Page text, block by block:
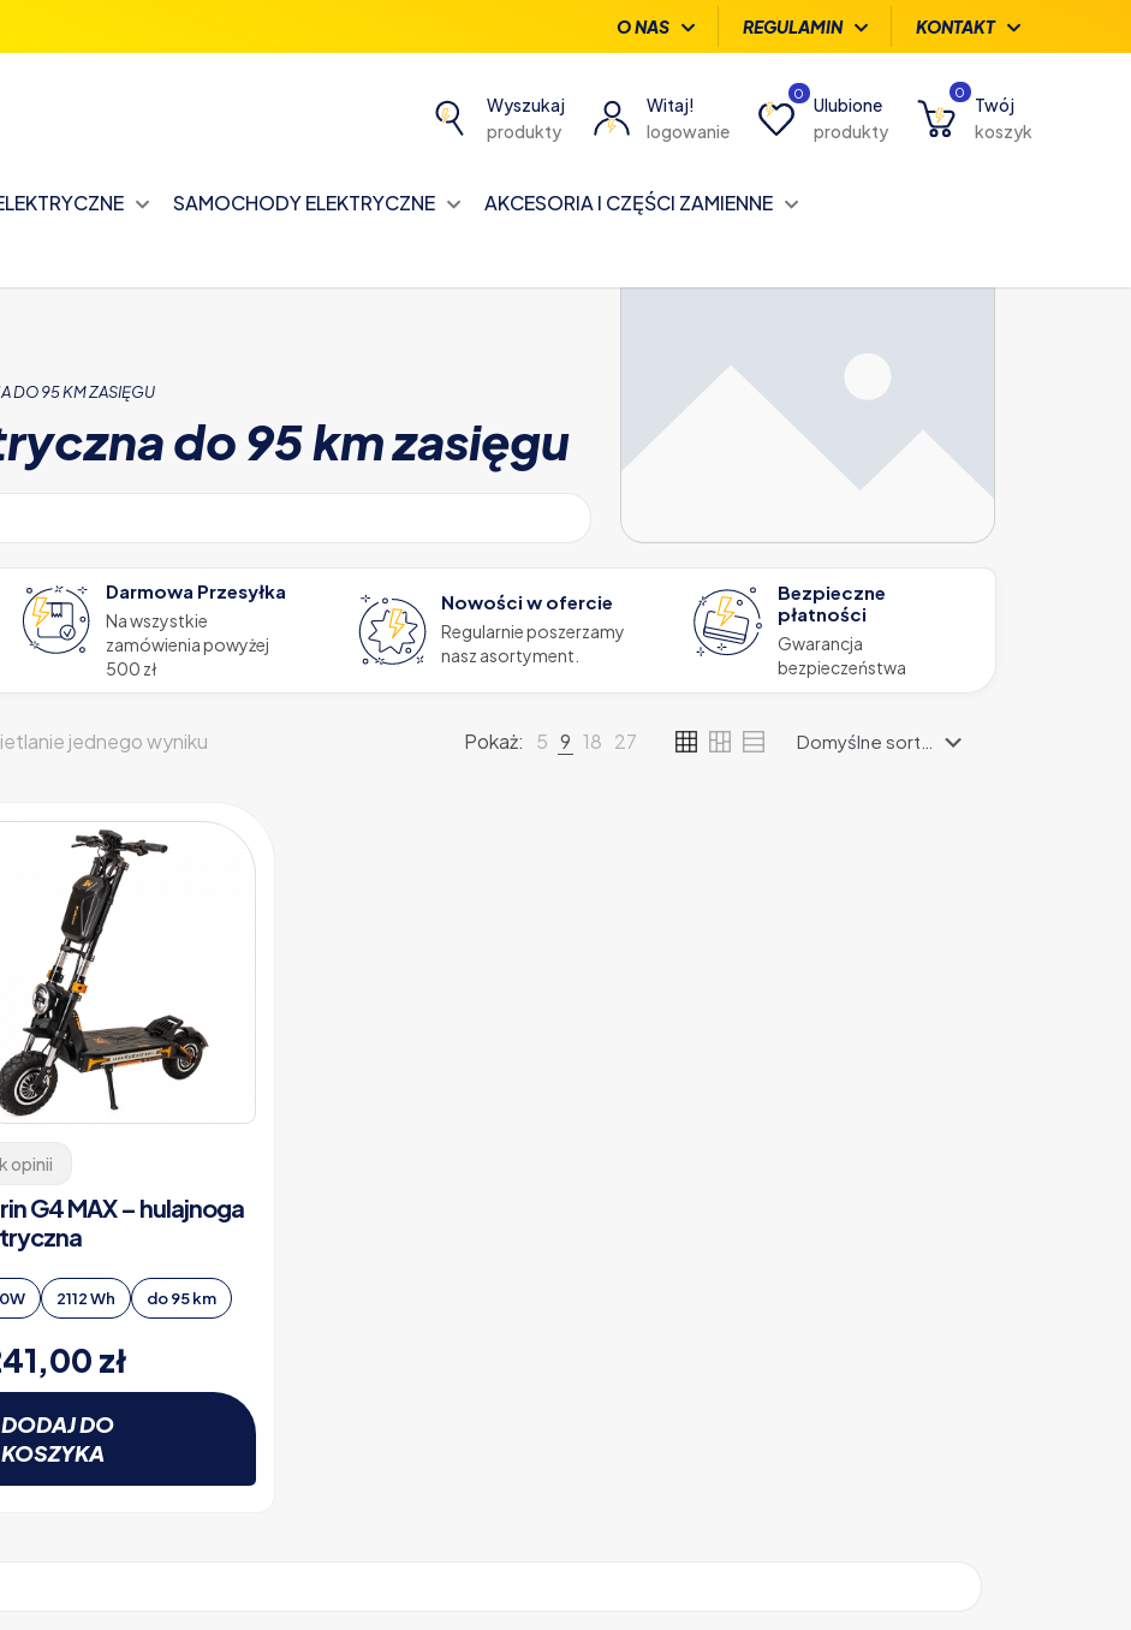
O NAS REGULAMIN KONTAKT
Wyszukaj
produkty
Witaj!
logowanie
0
Ulubione
produkty
0
Twój
koszyk
SAMOCHODY ELEKTRYCZNE
AKCESORIA I CZĘŚCI ZAMIENNE
DO 95 KM ZASIĘGU
do 95 km zasięgu
Darmowa Przesyłka
Na wszystkie
zamówienia powyżej
500 zł
Nowości w ofercie
Regularnie poszerzamy
nasz asortyment.
Bezpieczne
płatności
Gwarancja
bezpieczeństwa
jednego wyniku Pokaż: 5 9 18 27
opinii
G4 MAX – hulajnoga
2112 Wh do 95 km
zł
DODAJ DO
KOSZYKA